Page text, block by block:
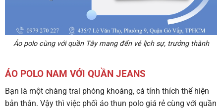
Áo polo cùng với quần Tây mang đến vẻ lịch sự, trưởng thành
ÁO POLO NAM VỚI QUẦN JEANS
Bạn là một chàng trai phóng khoáng, cá tính thích thể hiện
bản thân. Vậy thì việc phối áo thun polo giá rẻ cùng với quần